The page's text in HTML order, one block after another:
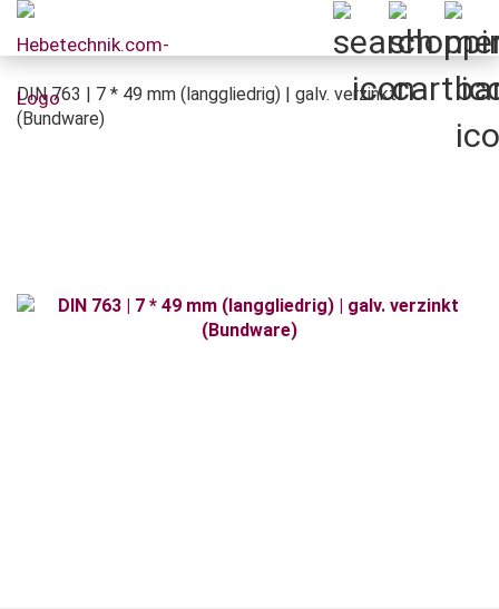
DIN 763 | 7 * 49 mm (langgliedrig) | galv. verzinkt
(Bundware)